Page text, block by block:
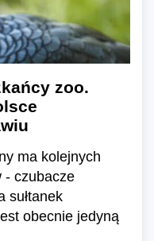
zoo.
ma kolejnych
- czubacze
sułtanek
obecnie jedyną